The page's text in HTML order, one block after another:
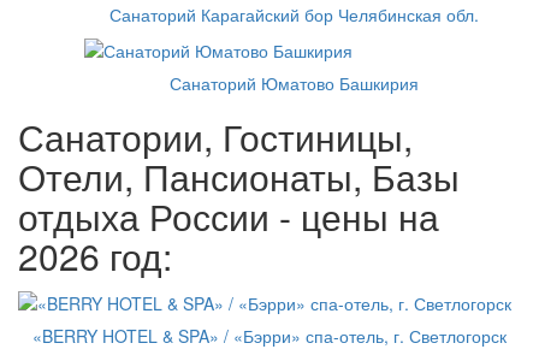
Санаторий Карагайский бор Челябинская обл.
Санаторий Юматово Башкирия
Санатории, Гостиницы,
Отели, Пансионаты, Базы
отдыха России - цены на
2026 год:
«BERRY HOTEL & SPA» / «Бэрри» спа-отель, г. Светлогорск